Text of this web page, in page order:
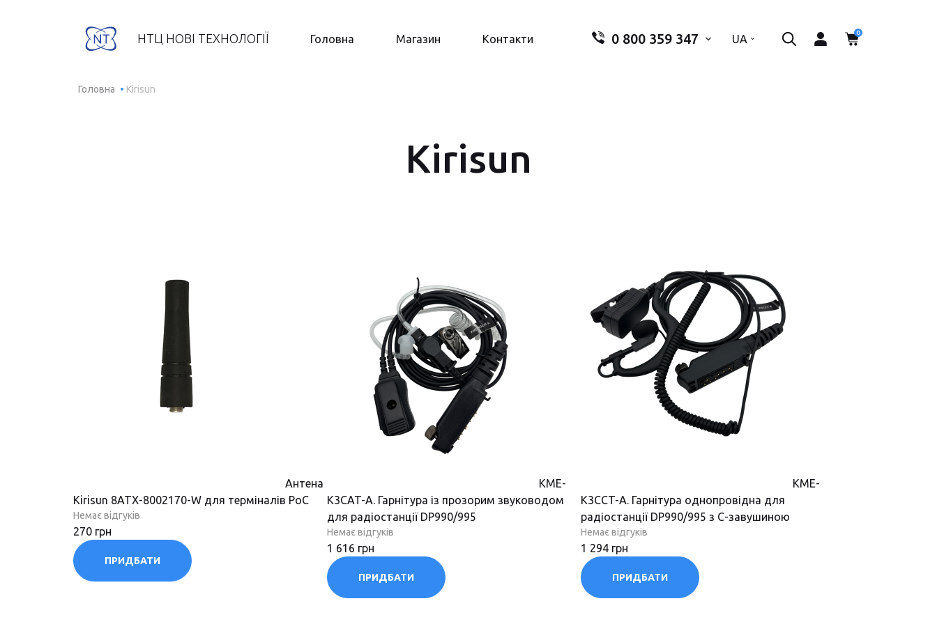
НТЦ НОВІ ТЕХНОЛОГІЇ Головна Магазин Контакти 0 800 359 347 UA
Пошук... 0
Головна Kirisun
Kirisun
Антена
Kirisun 8ATX-8002170-W для терміналів PoC
Немає відгуків
270 грн
ПРИДБАТИ
KME-
K3CAT-A. Гарнітура із прозорим звуководом
для радіостанції DP990/995
Немає відгуків
1 616 грн
ПРИДБАТИ
KME-
K3CCT-A. Гарнітура однопровідна для
радіостанції DP990/995 з С-завушиною
Немає відгуків
1 294 грн
ПРИДБАТИ